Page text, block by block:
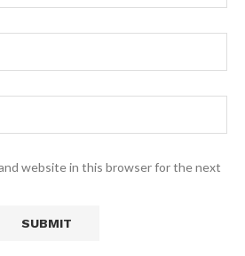
and website in this browser for the next